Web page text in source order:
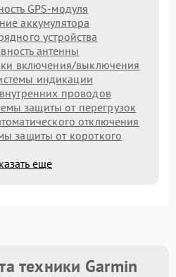
GPS-модуля
аккумулятора
устройства
антенны
включения/выключения
индикации
проводов
защиты от перегрузок
отключения
защиты от короткого
еще
техники Garmin